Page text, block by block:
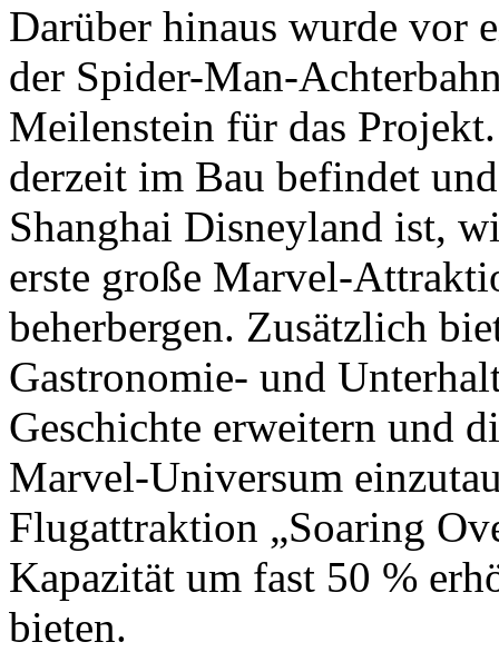
Darüber hinaus wurde vor
der Spider-Man-
Meilenstein für das
derzeit im Bau befindet
Shanghai Disneyland ist,
erste große Marvel-
beherbergen. Zusätzlich
Gastronomie- und
Geschichte erweitern und
Marvel-Universum
Flugattraktion „Soaring
Kapazität um fast 50 %
bieten.